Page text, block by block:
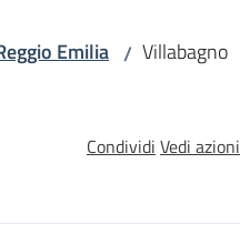
Emilia / Villabagno
Condividi Vedi azioni